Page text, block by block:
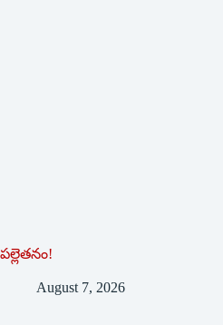
పల్లెతనం!
August 7, 2026